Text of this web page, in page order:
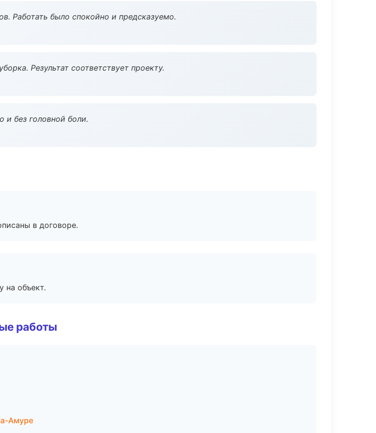
Работать было спокойно и предсказуемо.
Результат соответствует проекту.
и без головной боли.
в договоре.
на объект.
работы
Амуре